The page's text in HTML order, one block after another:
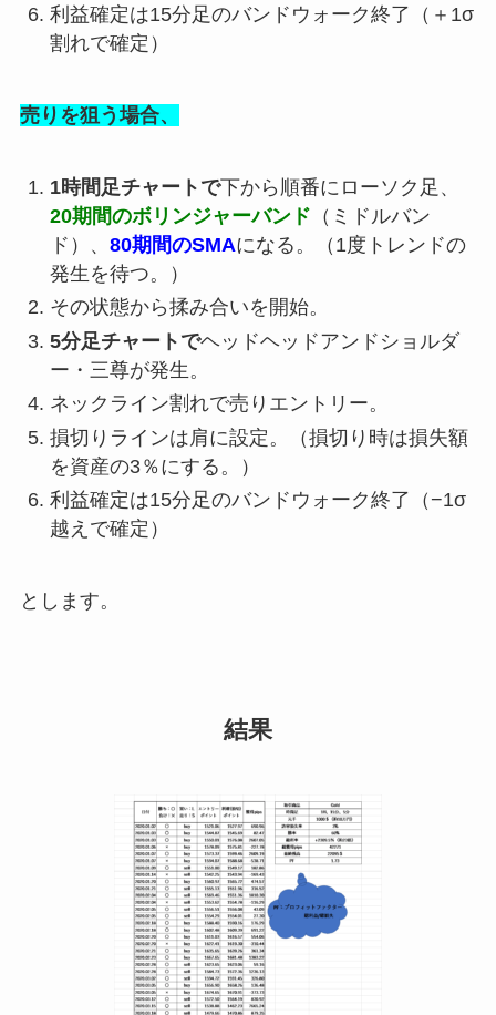
利益確定は15分足のバンドウォーク終了（＋1σ
割れで確定）
売りを狙う場合、
1時間足チャートで下から順番にローソク足、
20期間のボリンジャーバンド （ミドルバン
ド）、 80期間のSMAになる。（1度トレンドの
発生を待つ。）
その状態から揉み合いを開始。
5分足チャートでヘッドヘッドアンドショルダ
ー・三尊が発生。
ネックライン割れで売りエントリー。
損切りラインは肩に設定。（損切り時は損失額
を資産の3％にする。）
利益確定は15分足のバンドウォーク終了（−1σ
越えで確定）
とします。
結果